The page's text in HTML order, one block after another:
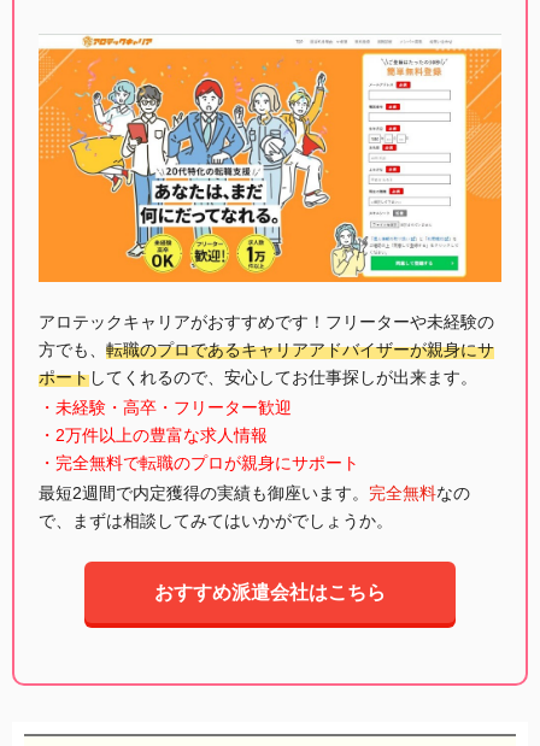
アロテックキャリアがおすすめです！フリーターや未経験の
方でも、 転職のプロであるキャリアアドバイザーが親身にサ
ポートしてくれるので、安心してお仕事探しが出来ます。
・未経験・高卒・フリーター歓迎
・2万件以上の豊富な求人情報
・完全無料で転職のプロが親身にサポート
最短2週間で内定獲得の実績も御座います。 完全無料なの
で、まずは相談してみてはいかがでしょうか。
おすすめ派遣会社はこちら